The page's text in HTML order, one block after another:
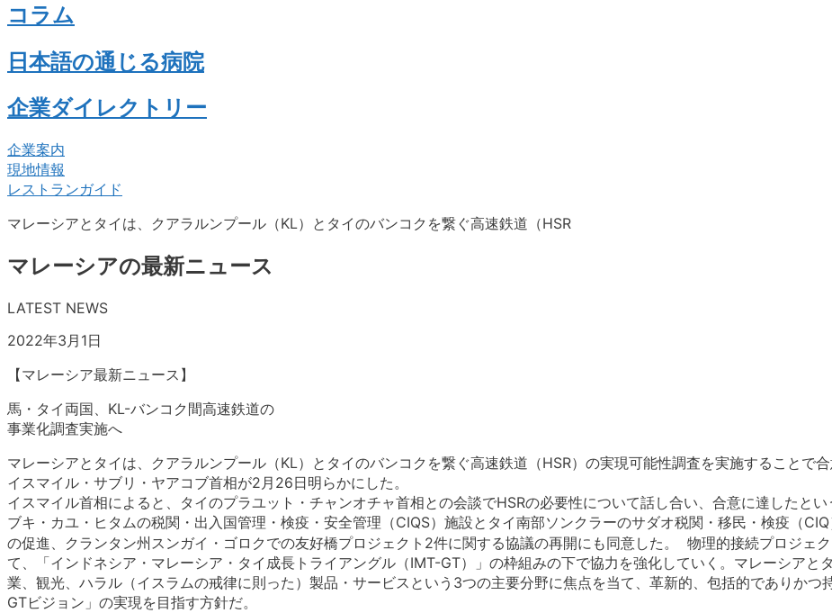
コラム
日本語の通じる病院
企業ダイレクトリー
企業案内
現地情報
レストランガイド
マレーシアとタイは、クアラルンプール（KL）とタイのバンコクを繋ぐ高速鉄道（HSR
マレーシアの最新ニュース
LATEST NEWS
2022年3月1日
【マレーシア最新ニュース】
馬・タイ両国、KL-バンコク間高速鉄道の
事業化調査実施へ
マレーシアとタイは、クアラルンプール（KL）とタイのバンコクを繋ぐ高速鉄道（HSR）の実現可能性調査を実施することで
イスマイル・サブリ・ヤアコブ首相が2月26日明らかにした。
イスマイル首相によると、タイのプラユット・チャンオチャ首相との会談でHSRの必要性について話し合い、合意に達したと
ブキ・カユ・ヒタムの税関・出入国管理・検疫・安全管理（CIQS）施設とタイ南部ソンクラーのサダオ税関・移民・検疫（
の促進、クランタン州スンガイ・ゴロクでの友好橋プロジェクト2件に関する協議の再開にも同意した。 物理的接続プロジェ
て、「インドネシア・マレーシア・タイ成長トライアングル（IMT-GT）」の枠組みの下で協力を強化していく。マレーシアと
業、観光、ハラル（イスラムの戒律に則った）製品・サービスという3つの主要分野に焦点を当て、革新的、包括的でありか
GTビジョン」の実現を目指す方針だ。